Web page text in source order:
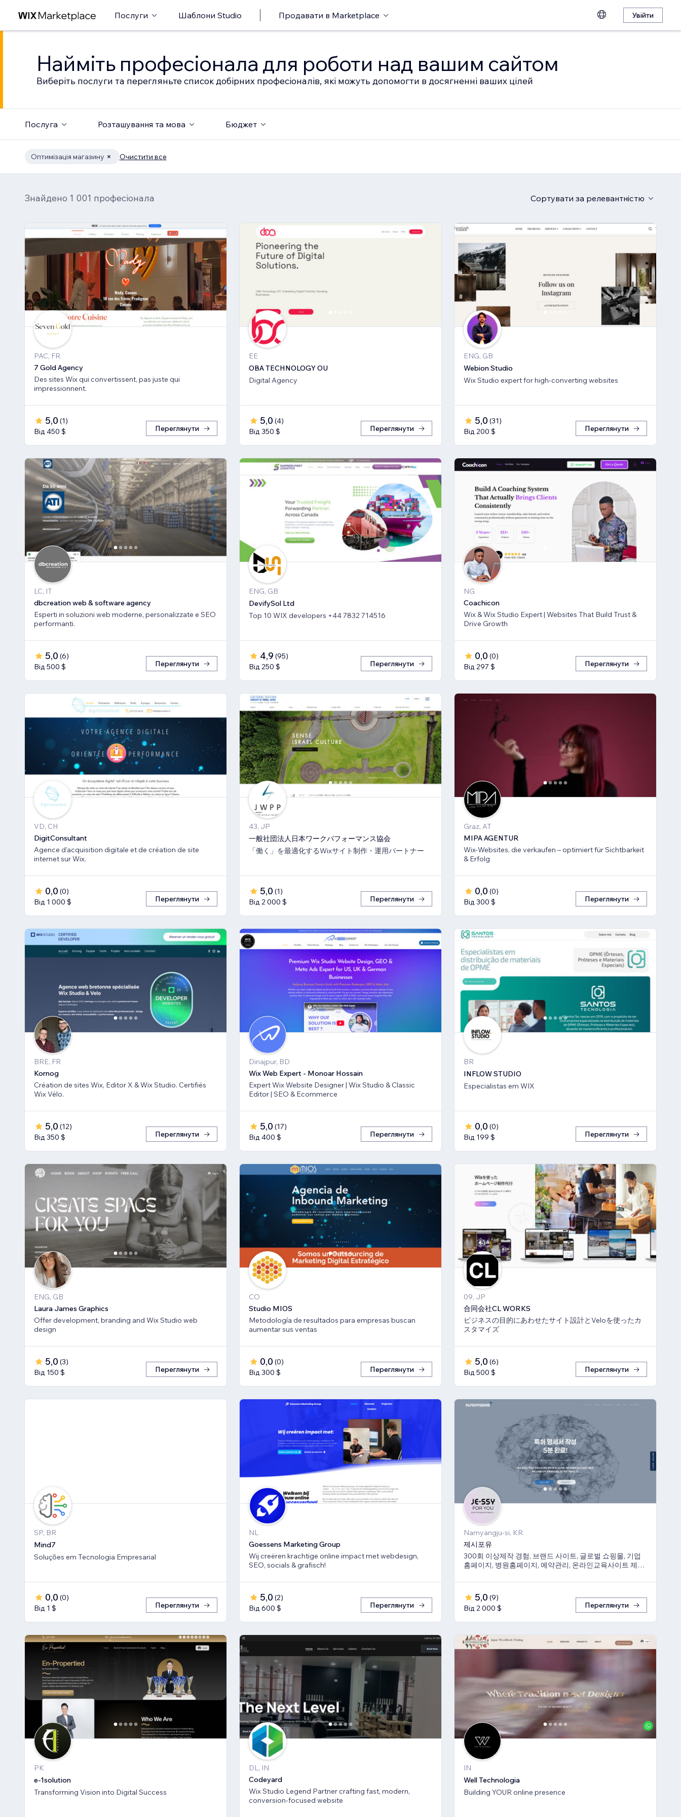
Послуги Шаблони Studio Продавати в Marketplace Увійти
Найміть професіонала для роботи над вашим сайтом
Виберіть послуги та перегляньте список добірних професіоналів, які можуть допомогти в досягненні ваших цілей
Послуга Розташування та мова Бюджет
Оптимізація магазину Очистити все
Знайдено 1 001 професіонала Сортувати за релевантністю
PAC, FR
7 Gold Agency
Des sites Wix qui convertissent, pas juste qui
impressionnent.
5,0 (1)
Від 450 $
Переглянути
EE
OBA TECHNOLOGY OU
Digital Agency
5,0 (4)
Від 350 $
Переглянути
ENG, GB
Webion Studio
Wix Studio expert for high-converting websites
5,0 (31)
Від 200 $
Переглянути
LC, IT
dbcreation web & software agency
Esperti in soluzioni web moderne, personalizzate e SEO
performanti.
5,0 (6)
Від 500 $
Переглянути
ENG, GB
DevifySol Ltd
Top 10 WIX developers +44 7832 714516
4,9 (95)
Від 250 $
Переглянути
NG
Coachicon
Wix & Wix Studio Expert | Websites That Build Trust &
Drive Growth
0,0 (0)
Від 297 $
Переглянути
VD, CH
DigitConsultant
Agence d'acquisition digitale et de création de site
internet sur Wix.
0,0 (0)
Від 1 000 $
Переглянути
43, JP
一般社団法人日本ワークパフォーマンス協会
「働く」を最適化するWixサイト制作・運用パートナー
5,0 (1)
Від 2 000 $
Переглянути
Graz, AT
MIPA AGENTUR
Wix-Websites, die verkaufen – optimiert für Sichtbarkeit
& Erfolg
0,0 (0)
Від 300 $
Переглянути
BRE, FR
Kornog
Création de sites Wix, Editor X & Wix Studio. Certifiés
Wix Vélo.
5,0 (12)
Від 350 $
Переглянути
Dinajpur, BD
Wix Web Expert - Monoar Hossain
Expert Wix Website Designer | Wix Studio & Classic
Editor | SEO & Ecommerce
5,0 (17)
Від 400 $
Переглянути
BR
INFLOW STUDIO
Especialistas em WIX
0,0 (0)
Від 199 $
Переглянути
ENG, GB
Laura James Graphics
Offer development, branding and Wix Studio web
design
5,0 (3)
Від 150 $
Переглянути
CO
Studio MIOS
Metodología de resultados para empresas buscan
aumentar sus ventas
0,0 (0)
Від 300 $
Переглянути
09, JP
合同会社CL WORKS
ビジネスの目的にあわせたサイト設計とVeloを使ったカ
スタマイズ
5,0 (6)
Від 500 $
Переглянути
SP, BR
Mind7
Soluções em Tecnologia Empresarial
0,0 (0)
Від 1 $
Переглянути
NL
Goessens Marketing Group
Wij creëren krachtige online impact met webdesign,
SEO, socials & grafisch!
5,0 (2)
Від 600 $
Переглянути
Namyangju-si, KR
제시포유
300회 이상제작 경험, 브랜드 사이트, 글로벌 쇼핑몰, 기업
홈페이지, 병원홈페이지, 예약관리, 온라인교육사이트 제작
5,0 (9)
Від 2 000 $
Переглянути
PK
e-1solution
Transforming Vision into Digital Success
DL, IN
Codeyard
Wix Studio Legend Partner crafting fast, modern,
conversion-focused website
IN
Well Technologia
Building YOUR online presence